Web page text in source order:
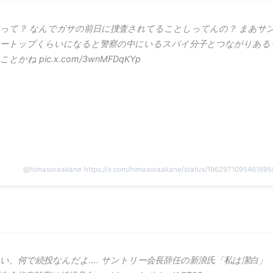
って？ なんでガサの前日に捜査されてることしってんの？ まあサ
ートップくらいになると警察の中にいるスパイ分子とつながりある
ことかね pic.x.com/3wnMFDqKYp
@himasoraakane https://x.com/himasoraakane/status/
、何で続投なんだよ.... サントリー会長辞任の新浪氏「私は潔白」